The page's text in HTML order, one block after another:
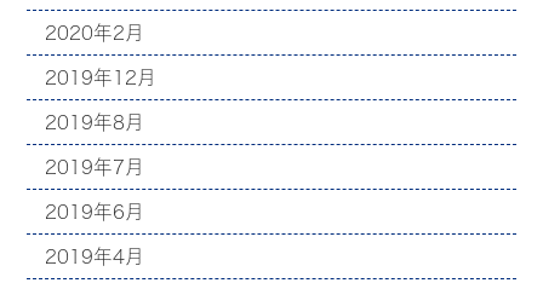
2020年2月
2019年12月
2019年8月
2019年7月
2019年6月
2019年4月